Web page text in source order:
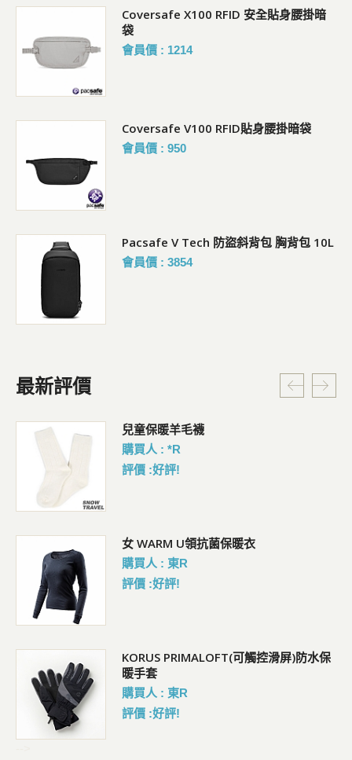
Coversafe X100 RFID 安全貼身腰掛暗
袋
會員價 : 1214
Coversafe V100 RFID貼身腰掛暗袋
會員價 : 950
Pacsafe V Tech 防盜斜背包 胸背包 10L
會員價 : 3854
最新評價
兒童保暖羊毛襪
購買人 : *R
評價 :好評!
女 WARM U領抗菌保暖衣
購買人 : 東R
評價 :好評!
KORUS PRIMALOFT(可觸控滑屏)防水保
暖手套
購買人 : 東R
評價 :好評!